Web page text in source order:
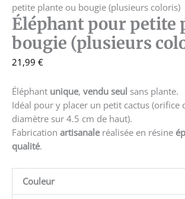
petite plante ou bougie (plusieurs coloris)
Éléphant pour petite
bougie (plusieurs
21,99 €
Éléphant unique, vendu seul sans plante.
Idéal pour y placer un petit cactus (orifice
diamètre sur 4.5 cm de haut).
Fabrication artisanaleréalisée en résine
qualité.
Couleur